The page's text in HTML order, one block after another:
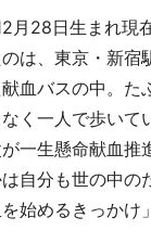
28日生まれ現
は、東京・新宿
血バスの中。た
く一人で歩いて
一生懸命献血推
自分も世の中の
始めるきっかけ